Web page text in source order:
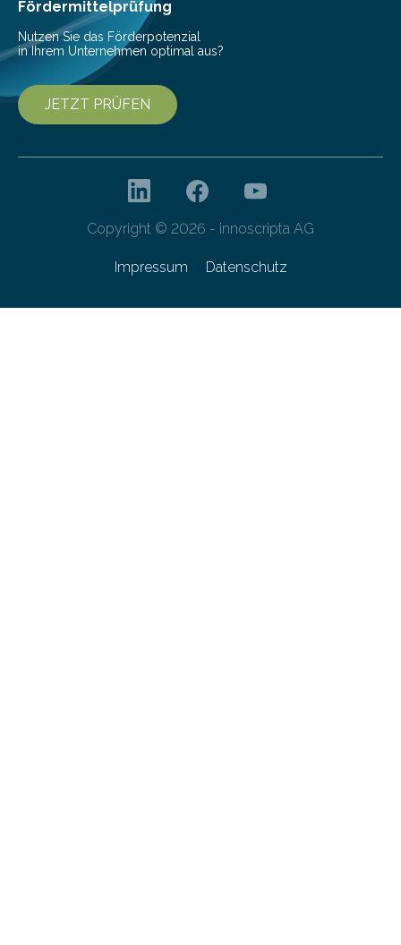
Fördermittelprüfung
Nutzen Sie das Förderpotenzial
in Ihrem Unternehmen optimal aus?
JETZT PRÜFEN
Copyright © 2026 - innoscripta AG
Impressum Datenschutz